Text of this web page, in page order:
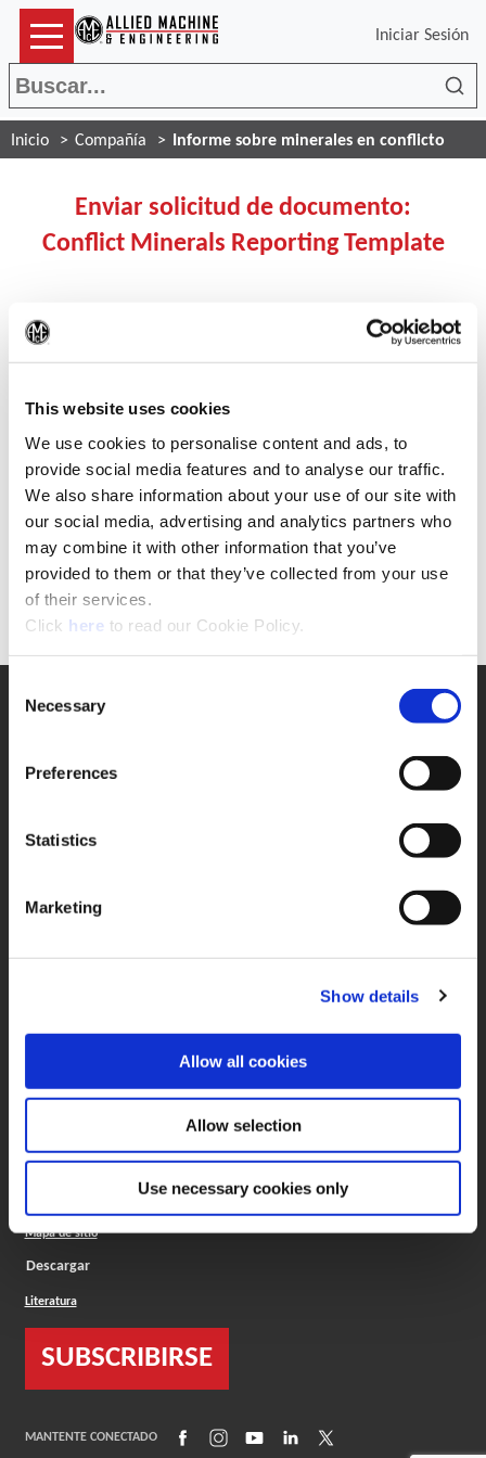
This website uses cookies
We use cookies to personalise content and ads, to
provide social media features and to analyse our traffic.
We also share information about your use of our site with
our social media, advertising and analytics partners who
may combine it with other information that you’ve
provided to them or that they’ve collected from your use
of their services.
Click here (Opens in a new window)
to read our Cookie Policy.
Selection
Necessary
Preferences
Statistics
Marketing
Show details
Allow all cookies
Allow selection
Use necessary cookies only
Iniciar Sesión
Inicio Compañía Informe sobre minerales en conflicto
Enviar solicitud de documento:
Conflict Minerals Reporting Template
por favor presione el botón de abajo para iniciar
Acceso
Si NO es un usuario registrado
por favor presione el botón de abajo para
completar el formulario de solicitud.
Formulario
Soporte
Soporte al cliente
Insta-Code ®
Product Selector
Informe sobre minerales de conflicto
ISO Estandar
Politica de Privacidad
Mapa de sitio
Descargar
Literatura
SUBSCRIBIRSE
MANTENTE CONECTADO (Opens in a new window)
(Opens in a new window)
(Opens in a new window)
(Opens in a new window)